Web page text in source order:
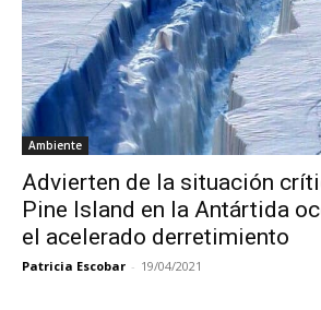
Ambiente
Advierten de la situación
Pine Island en la Antártida
el acelerado derretimiento
Patricia Escobar - 19/04/2021